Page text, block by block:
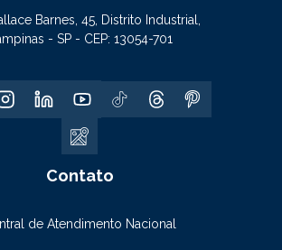
Barnes, 45, Distrito Industrial,
- SP - CEP: 13054-701
Contato
de Atendimento Nacional